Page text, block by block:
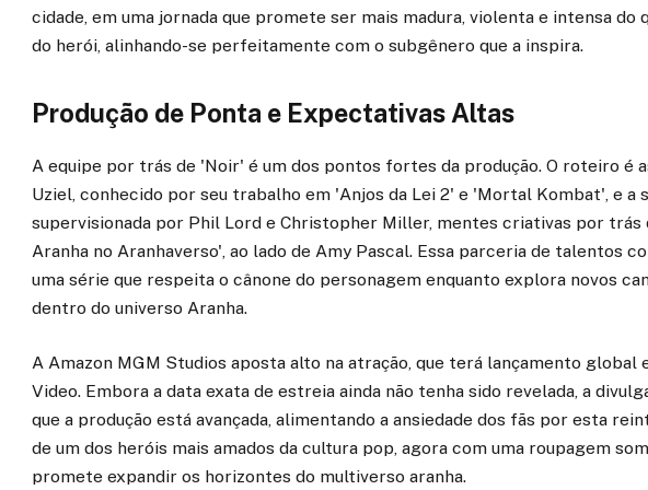
cidade, em uma jornada que promete ser mais madura, violenta e intensa do
do herói, alinhando-se perfeitamente com o subgênero que a inspira.
Produção de Ponta e Expectativas Altas
A equipe por trás de 'Noir' é um dos pontos fortes da produção. O roteiro é
Uziel, conhecido por seu trabalho em 'Anjos da Lei 2' e 'Mortal Kombat', e a
supervisionada por Phil Lord e Christopher Miller, mentes criativas por trás
Aranha no Aranhaverso', ao lado de Amy Pascal. Essa parceria de talentos
uma série que respeita o cânone do personagem enquanto explora novos
dentro do universo Aranha.
A Amazon MGM Studios aposta alto na atração, que terá lançamento global
Video. Embora a data exata de estreia ainda não tenha sido revelada, a
que a produção está avançada, alimentando a ansiedade dos fãs por esta
de um dos heróis mais amados da cultura pop, agora com uma roupagem
promete expandir os horizontes do multiverso aranha.